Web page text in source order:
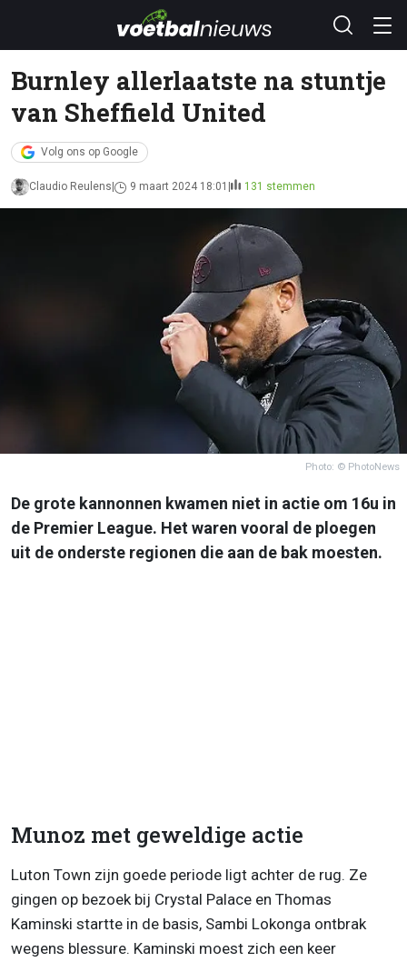
Burnley allerlaatste na stuntje
van Sheffield United
Volg ons op Google
Claudio Reulens 9 maart 2024 18:01 131 stemmen
Photo: © PhotoNews
De grote kannonnen kwamen niet in actie om 16u in
de Premier League. Het waren vooral de ploegen
uit de onderste regionen die aan de bak moesten.
Munoz met geweldige actie
Luton Town zijn goede periode ligt achter de rug. Ze
gingen op bezoek bij Crystal Palace en Thomas
Kaminski startte in de basis, Sambi Lokonga ontbrak
wegens blessure. Kaminski moest zich een keer